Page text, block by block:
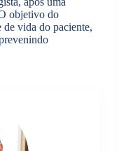
objetivo do
de vida do paciente,